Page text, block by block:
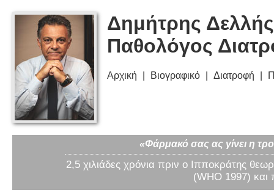
Δημήτρης
Παθολόγος
Αρχική Βιογραφικό Διατροφή
«Φάρμακό σας ας γίνει η
2,5 χιλιάδες χρόνια πριν ο Ιπποκράτης
(WHO 1997) και